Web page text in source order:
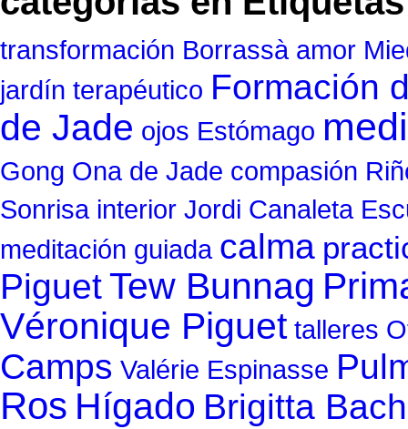
transformación Borrassà amor
jardín terapéutico Formación
de Jade ojos Estómago
Gong Ona de Jade compasión
Sonrisa interior Jordi Canaleta
meditación guiada calma
Piguet Tew Bunnag
Véronique Piguet talleres
Camps Valérie Espinasse
Ros Hígado Brigitta Bach